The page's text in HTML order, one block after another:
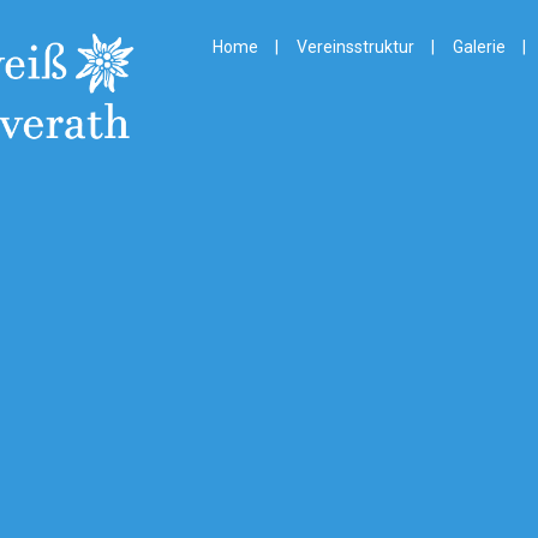
Home Vereinsstruktur Galerie